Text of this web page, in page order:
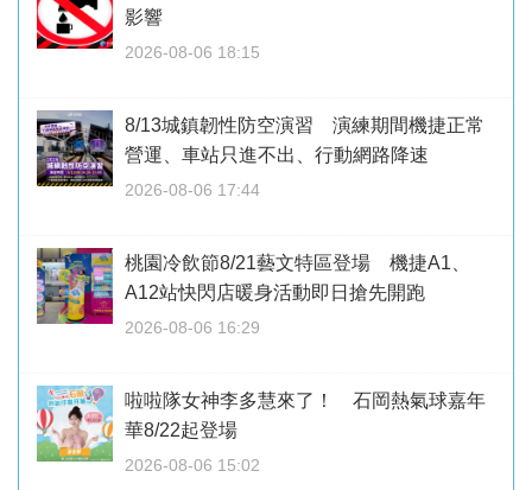
影響
2026-08-06 18:15
8/13城鎮韌性防空演習 演練期間機捷正常
營運、車站只進不出、行動網路降速
2026-08-06 17:44
桃園冷飲節8/21藝文特區登場 機捷A1、
A12站快閃店暖身活動即日搶先開跑
2026-08-06 16:29
啦啦隊女神李多慧來了！ 石岡熱氣球嘉年
華8/22起登場
2026-08-06 15:02